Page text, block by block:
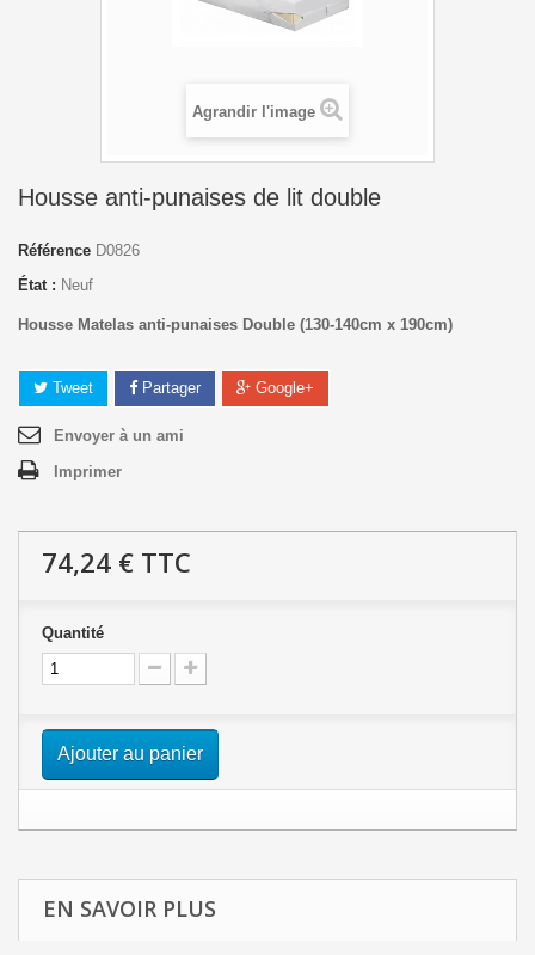
Agrandir l'image
Housse anti-punaises de lit double
Référence D0826
État : Neuf
Housse Matelas anti-punaises Double (130-140cm x 190cm)
Tweet Partager Google+
Envoyer à un ami
Imprimer
74,24 € TTC
Quantité
Ajouter au panier
EN SAVOIR PLUS